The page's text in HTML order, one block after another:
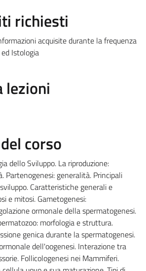
richiesti
acquisite durante la frequenza
Istologia
lezioni
corso
dello Sviluppo. La riproduzione:
Partenogenesi: generalità. Principali
Caratteristiche generali e
e mitosi. Gametogenesi:
ormonale della spermatogenesi.
morfologia e struttura.
genica durante la spermatogenesi.
dell'oogenesi. Interazione tra
Follicologenesi nei Mammiferi.